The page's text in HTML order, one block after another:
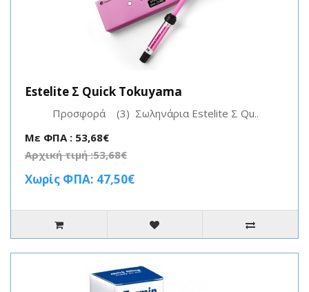
Estelite Σ Quick Tokuyama
Προσφορά (3) Σωληνάρια Estelite Σ Qu..
Με ΦΠΑ : 53,68€
Αρχική τιμή :53,68€
Χωρίς ΦΠΑ: 47,50€